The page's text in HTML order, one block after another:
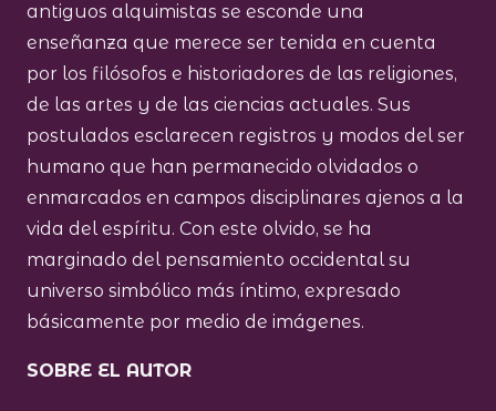
antiguos alquimistas se esconde una
enseñanza que merece ser tenida en cuenta
por los filósofos e historiadores de las religiones,
de las artes y de las ciencias actuales. Sus
postulados esclarecen registros y modos del ser
humano que han permanecido olvidados o
enmarcados en campos disciplinares ajenos a la
vida del espíritu. Con este olvido, se ha
marginado del pensamiento occidental su
universo simbólico más íntimo, expresado
básicamente por medio de imágenes.
SOBRE EL AUTOR